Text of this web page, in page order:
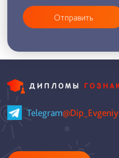
Отправить
Telegram@Dip_Evgeniy